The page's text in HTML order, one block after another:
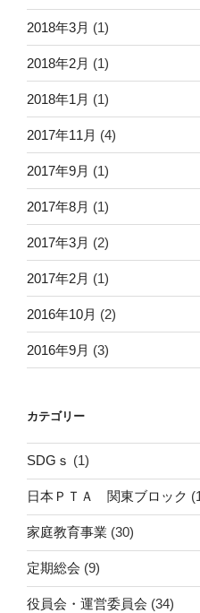
2018年3月 (1)
2018年2月 (1)
2018年1月 (1)
2017年11月 (4)
2017年9月 (1)
2017年8月 (1)
2017年3月 (2)
2017年2月 (1)
2016年10月 (2)
2016年9月 (3)
カテゴリー
SDGｓ (1)
日本ＰＴＡ 関東ブロック
家庭教育事業 (30)
定期総会 (9)
役員会・運営委員会 (34)